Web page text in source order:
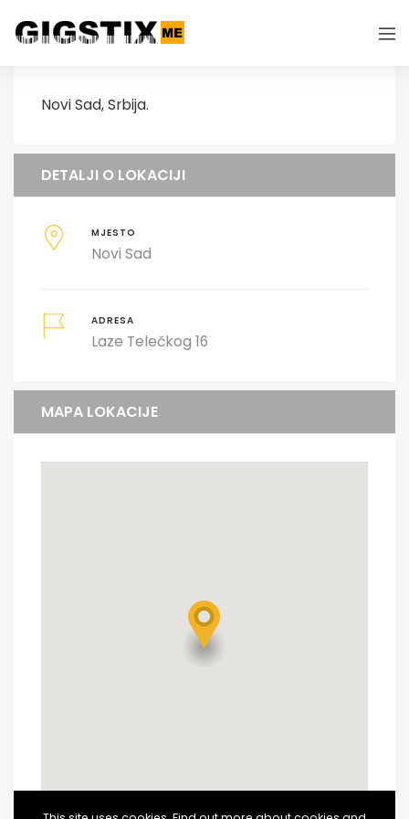
Novi Sad, Srbija.
DETALJI O LOKACIJI
MJESTO
Novi Sad
ADRESA
Laze Telečkog 16
MAPA LOKACIJE